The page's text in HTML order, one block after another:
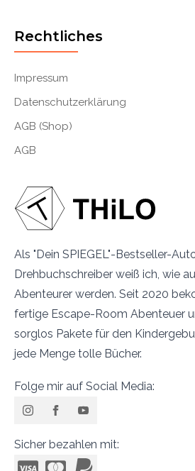
Als "Dein SPIEGEL"-Bestseller-
Drehbuchschreiber weiß ich, wie
Abenteurer werden. Seit 2020
fertige Escape-Room Abenteuer
sorglos Pakete für den
jede Menge tolle Bücher.
Folge mir auf Social Media:
Sicher bezahlen mit:
Rechtliches
Impressum
Datenschutzerklärung
AGB (Shop)
AGB